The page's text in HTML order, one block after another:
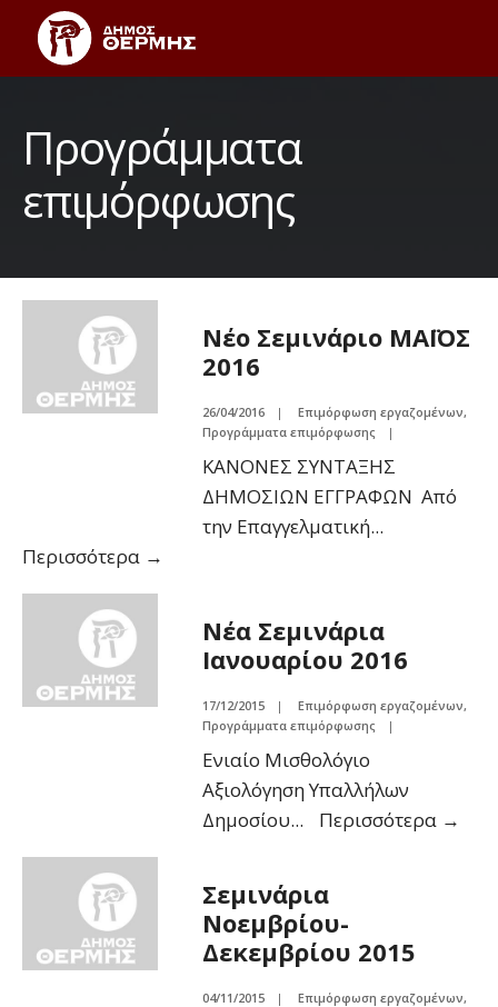
Προγράμματα
επιμόρφωσης
Νέο Σεμινάριο ΜΑΪΟΣ
2016
26/04/2016 | Επιμόρφωση εργαζομένων,
Προγράμματα επιμόρφωσης
|
ΚΑΝΟΝΕΣ ΣΥΝΤΑΞΗΣ
ΔΗΜΟΣΙΩΝ ΕΓΓΡΑΦΩΝ Από
την Επαγγελματική...
Περισσότερα →
Νέα Σεμινάρια
Ιανουαρίου 2016
17/12/2015 | Επιμόρφωση εργαζομένων,
Προγράμματα επιμόρφωσης
|
Ενιαίο Μισθολόγιο
Αξιολόγηση Υπαλλήλων
Δημοσίου... Περισσότερα →
Σεμινάρια
Νοεμβρίου-
Δεκεμβρίου 2015
04/11/2015 | Επιμόρφωση εργαζομένων,